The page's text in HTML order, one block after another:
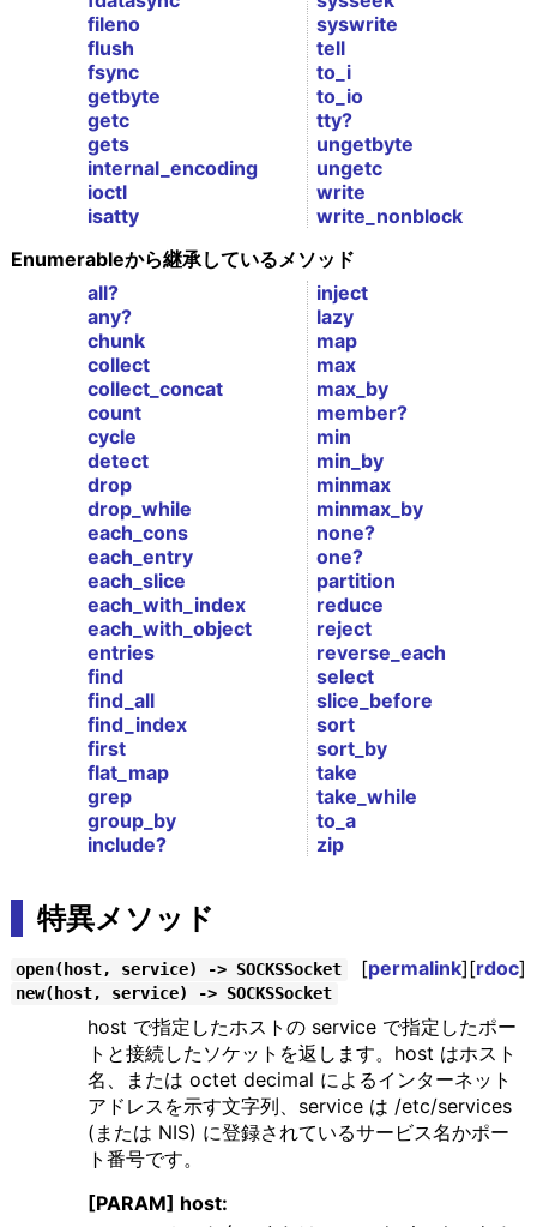
fileno
flush
fsync
getbyte
getc
gets
internal_encoding
ioctl
isatty
syswrite
tell
to_i
to_io
tty?
ungetbyte
ungetc
write
write_nonblock
Enumerableから継承しているメソッド
all?
any?
chunk
collect
collect_concat
count
cycle
detect
drop
drop_while
each_cons
each_entry
each_slice
each_with_index
each_with_object
entries
find
find_all
find_index
first
flat_map
grep
group_by
include?
inject
lazy
map
max
max_by
member?
min
min_by
minmax
minmax_by
none?
one?
partition
reduce
reject
reverse_each
select
slice_before
sort
sort_by
take
take_while
to_a
zip
特異メソッド
open(host, service) -> SOCKSSocket [permalink][rdoc]
new(host, service) -> SOCKSSocket
host で指定したホストの service で指定したポー
トと接続したソケットを返します。host はホスト
名、または octet decimal によるインターネット
アドレスを示す文字列、service は /etc/services
(または NIS) に登録されているサービス名かポー
ト番号です。
[PARAM] host: